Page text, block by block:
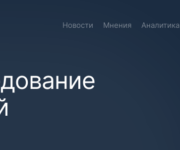
Новости Мнения Аналитика